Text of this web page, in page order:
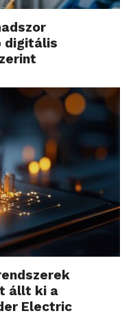
digitális
állt ki a
Electric